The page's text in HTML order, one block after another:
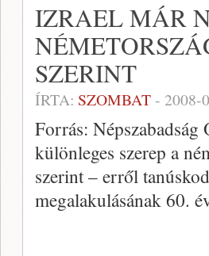
IZRAEL MÁR
SZERINT
ÍRTA: SZOMBAT- 2008-
Forrás:
különleges szerep a
szerint – erről
megalakulásának 60.